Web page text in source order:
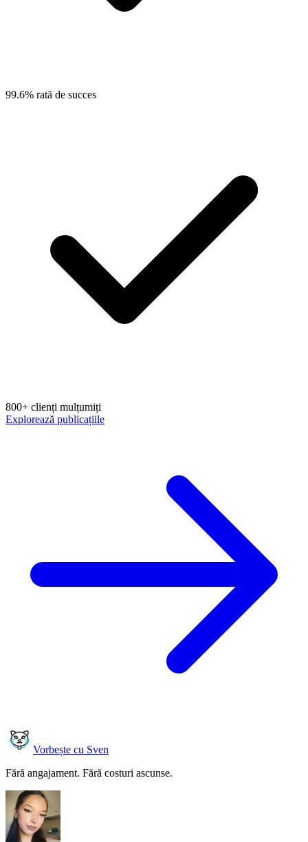
99.6% rată de succes
800+ clienți mulțumiți
Explorează publicațiile
Vorbește cu Sven
Fără angajament. Fără costuri ascunse.